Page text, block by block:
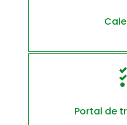
Portal de